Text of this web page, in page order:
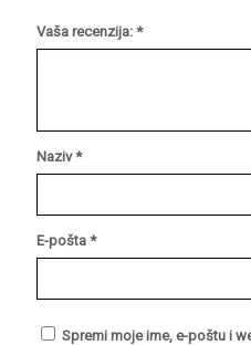
Vaša recenzija: *
Naziv*
E-pošta *
Spremi moje ime, e-poštu i